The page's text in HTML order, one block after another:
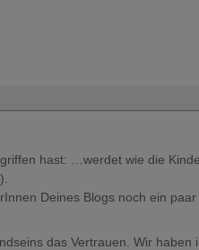
hast: …werdet wie die
Deines Blogs noch ein
das Vertrauen. Wir haben